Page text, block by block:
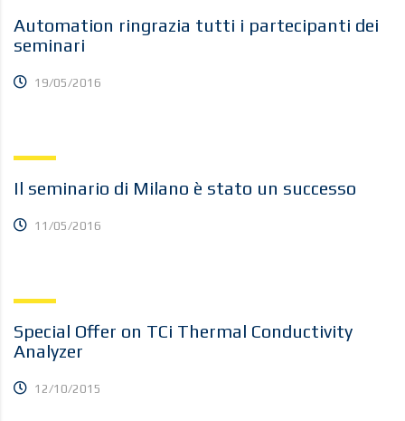
Automation ringrazia tutti i partecipanti dei
seminari
19/05/2016
Il seminario di Milano è stato un successo
11/05/2016
Special Offer on TCi Thermal Conductivity
Analyzer
12/10/2015